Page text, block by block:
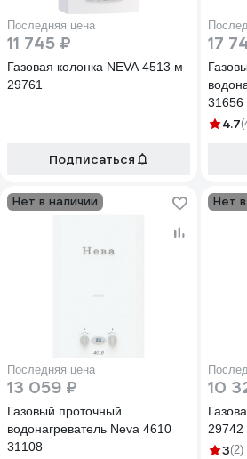
Последняя цена
11 745 ₽
Газовая колонка NEVA 4513 м
29761
Подписаться
17
31656
4.7
Нет в наличии
Последняя цена
13 059 ₽
Газовый проточный
водонагреватель Neva 4610
31108
Нет
10
29742
3(2)